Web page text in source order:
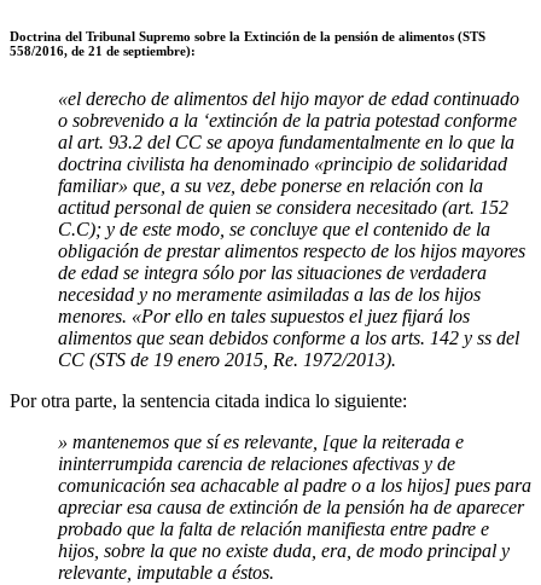
Doctrina del Tribunal Supremo sobre la Extinción de la pensión de alimentos (STS
558/2016, de 21 de septiembre):
«el derecho de alimentos del hijo mayor de edad continuado
o sobrevenido a la ‘extinción de la patria potestad conforme
al art. 93.2 del CC se apoya fundamentalmente en lo que la
doctrina civilista ha denominado «principio de solidaridad
familiar» que, a su vez, debe ponerse en relación con la
actitud personal de quien se considera necesitado (art. 152
C.C); y de este modo, se concluye que el contenido de la
obligación de prestar alimentos respecto de los hijos mayores
de edad se integra sólo por las situaciones de verdadera
necesidad y no meramente asimiladas a las de los hijos
menores. «Por ello en tales supuestos el juez fijará los
alimentos que sean debidos conforme a los arts. 142 y ss del
CC (STS de 19 enero 2015, Re. 1972/2013).
Por otra parte, la sentencia citada indica lo siguiente:
» mantenemos que sí es relevante, [que la reiterada e
ininterrumpida carencia de relaciones afectivas y de
comunicación sea achacable al padre o a los hijos] pues para
apreciar esa causa de extinción de la pensión ha de aparecer
probado que la falta de relación manifiesta entre padre e
hijos, sobre la que no existe duda, era, de modo principal y
relevante, imputable a éstos.